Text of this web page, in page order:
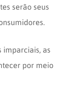
serão seus
as
por meio